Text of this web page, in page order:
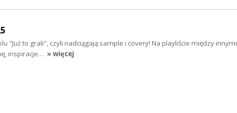
"Już to grali", czyli nadciągają sample i covery! Na playliście między innymi
inspiracje… » więcej